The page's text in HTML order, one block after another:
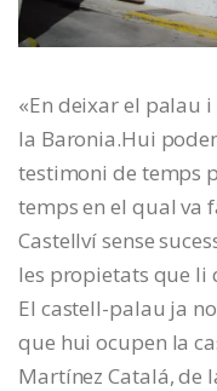
«En deixar el palau
la Baronia.Hui
testimoni de temps
temps en el qual va
Castellví sense
les propietats que li
El castell-palau ja
que hui ocupen la
Martínez Catalá, de